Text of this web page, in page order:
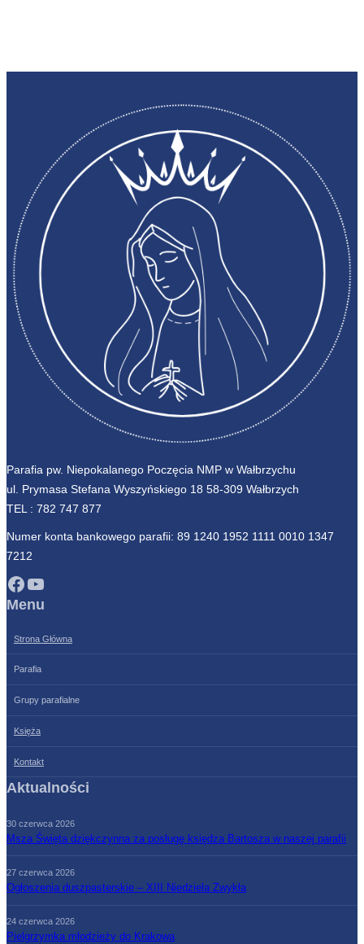
Parafia pw. Niepokalanego Poczęcia NMP w Wałbrzychu
ul. Prymasa Stefana Wyszyńskiego 18 58-309 Wałbrzych
TEL : 782 747 877
Numer konta bankowego parafii: 89 1240 1952 1111 0010 1347
7212
Facebook YouTube
Menu
Strona Główna
Parafia
Grupy parafialne
Księża
Kontakt
Aktualności
30 czerwca 2026
Msza Święta dziękczynna za posługę księdza Bartosza w naszej parafii
27 czerwca 2026
Ogłoszenia duszpasterskie – XIII Niedziela Zwykła
24 czerwca 2026
Pielgrzymka młodzieży do Krakowa